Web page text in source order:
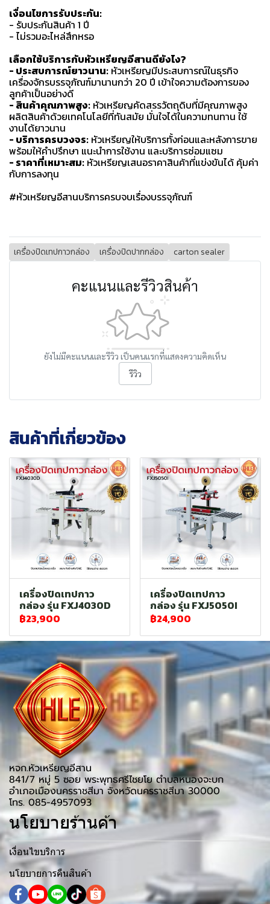
เงื่อนไขการรับประกัน:
- รับประกันสินค้า 1 ปี
- ไม่รวมอะไหล่สึกหรอ
เลือกใช้บริการกับหัวเหรียญอีสานดียังไง?
- ประสบการณ์ยาวนาน: หัวเหรียญมีประสบการณ์ในธุรกิจ
เครื่องจักรบรรจุภัณฑ์มานานกว่า 20 ปี เข้าใจความต้องการของ
ลูกค้าเป็นอย่างดี
- สินค้าคุณภาพสูง: หัวเหรียญคัดสรรวัตถุดิบที่มีคุณภาพสูง
ผลิตสินค้าด้วยเทคโนโลยีที่ทันสมัย มั่นใจได้ในความทนทาน ใช้
งานได้ยาวนาน
- บริการครบวงจร: หัวเหรียญให้บริการทั้งก่อนและหลังการขาย
พร้อมให้คำปรึกษา แนะนำการใช้งาน และบริการซ่อมแซม
- ราคาที่เหมาะสม: หัวเหรียญเสนอราคาสินค้าที่แข่งขันได้ คุ้มค่า
กับการลงทุน
#หัวเหรียญอีสานบริการครบจบเรื่องบรรจุภัณฑ์
เครื่องปิดเทปกาวกล่อง เครื่องปิดปากกล่อง carton sealer
คะแนนและรีวิวสินค้า
ยังไม่มีคะแนนและรีวิว เป็นคนแรกที่แสดงความคิดเห็น
รีวิว
สินค้าที่เกี่ยวข้อง
เครื่องปิดเทปกาว
กล่อง รุ่น FXJ4030D
฿23,900
เครื่องปิดเทปกาว
กล่อง รุ่น FXJ5050I
฿24,900
หจก.หัวเหรียญอีสาน
841/7 หมู่ 5 ซอย พระพุทธศรีไชยโย ตำบลหนองจะบก
อำเภอเมืองนครราชสีมา จังหวัดนครราชสีมา 30000
โทร. 085-4957093
นโยบายร้านค้า
เงื่อนไขบริการ
นโยบายการคืนสินค้า